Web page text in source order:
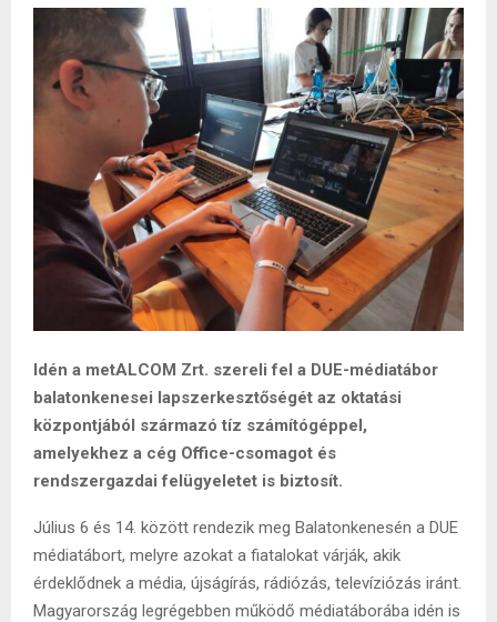
Idén a metALCOM Zrt. szereli fel a DUE-médiatábor
balatonkenesei lapszerkesztőségét az oktatási
központjából származó tíz számítógéppel,
amelyekhez a cég Office-csomagot és
rendszergazdai felügyeletet is biztosít.
Július 6 és 14. között rendezik meg Balatonkenesén a DUE
médiatábort, melyre azokat a fiatalokat várják, akik
érdeklődnek a média, újságírás, rádiózás, televíziózás iránt.
Magyarország legrégebben működő médiatáborába idén is